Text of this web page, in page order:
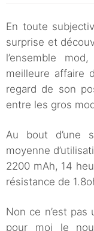
En toute
surprise et
l’ensemble
meilleure affaire
regard de son
entre les gros
Au bout d’une
moyenne
2200 mAh, 14
résistance de
Non ce n’est pas
pour moi le